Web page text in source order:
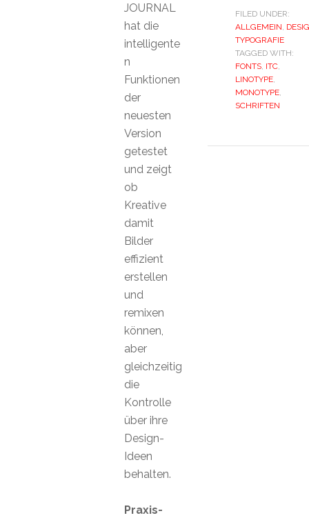
FILED UNDER:
ALLGEMEIN,
TYPOGRAFIE
TAGGED WITH:
FONTS, ITC,
LINOTYPE,
MONOTYPE,
SCHRIFTEN
JOURNAL
hat die
intelligente
n
Funktionen
der
neuesten
Version
getestet
und zeigt
ob
Kreative
damit
Bilder
effizient
erstellen
und
remixen
können,
aber
gleichzeitig
die
Kontrolle
über ihre
Design-
Ideen
behalten.
Praxis-